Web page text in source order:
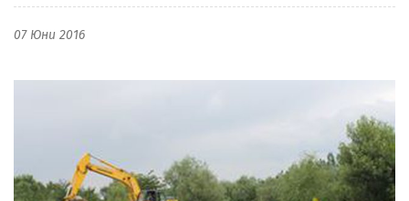
07 Юни 2016